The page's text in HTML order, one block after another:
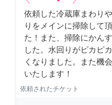
依頼した冷蔵庫まわり
りをメインに掃除して
た！また、掃除にかん
した。水回りがピカピ
くなりました。また機
いたします！
依頼されたチケット